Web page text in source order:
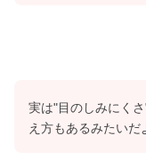
実は"目のしみにく
え方もあるみたいだ